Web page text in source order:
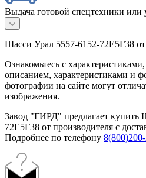
Выдача готовой спецтехники или
Шасси Урал 5557-6152-72Е5Г38 от
Ознакомьтесь с
описанием, характеристиками и
фотографии на сайте могут
изображения.
Завод "ГИРД" предлагает купить
72Е5Г38 от производителя с
Подробнее по телефону